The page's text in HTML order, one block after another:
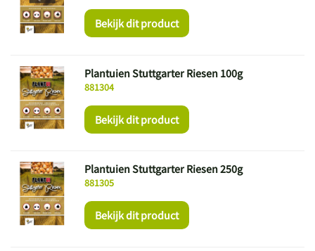
Bekijk dit product
881304
Plantuien Stuttgarter Riesen 100g
Bekijk dit product
881305
Plantuien Stuttgarter Riesen 250g
Bekijk dit product